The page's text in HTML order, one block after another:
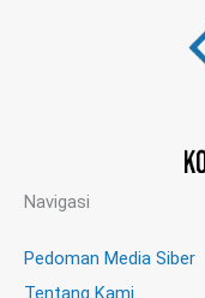
Navigasi
Pedoman Media Siber
Tentang Kami